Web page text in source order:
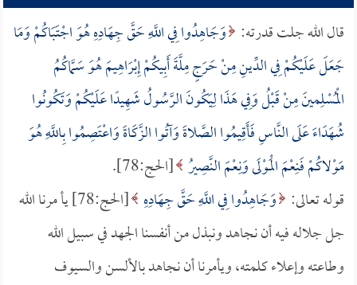
قال الله جلت قدرته: وَجَاهِدُوا فِي اللَّهِ حَقَّ جِهَادِهِ هُوَ اجْتَبَاكُمْ وَمَا
جَعَلَ عَلَيْكُمْ فِي الدِّينِ مِنْ حَرَجٍ مِلَّةَ أَبِيكُمْ إِبْرَاهِيمَ هُوَ سَمَّاكُمُ
الْمُسْلِمينَ مِنْ قَبْلُ وَفِي هَذَا لِيَكُونَ الرَّسُولُ شَهِيدًا عَلَيْكُمْ وَتَكُونُوا
شُهَدَاءَ عَلَى النَّاسِ فَأَقِيمُوا الصَّلاةَ وَآتُوا الزَّكَاةَ وَاعْتَصِمُوا بِاللَّهِ هُوَ
مَوْلاكُمْ فَنِعْمَ الْمَوْلَى وَنِعْمَ النَّصِيرُ [الحج:78].
قوله تعالى: وَجَاهِدُوا فِي اللَّهِ حَقَّ جِهَادِهِ
[الحج:78] يأ مرنا الله
جل جلاله فيه أن نجاهد ونبذل من أنفسنا الجهد في سبيل الله
وطاعته وإعلاء كلمته، ويأمرنا أن نجاهد بالألسن والسيوف